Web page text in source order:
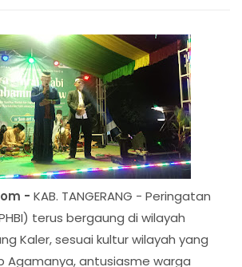
- KAB. TANGERANG - Peringatan
terus bergaung di wilayah
Kaler, sesuai kultur wilayah yang
Agamanya, antusiasme warga